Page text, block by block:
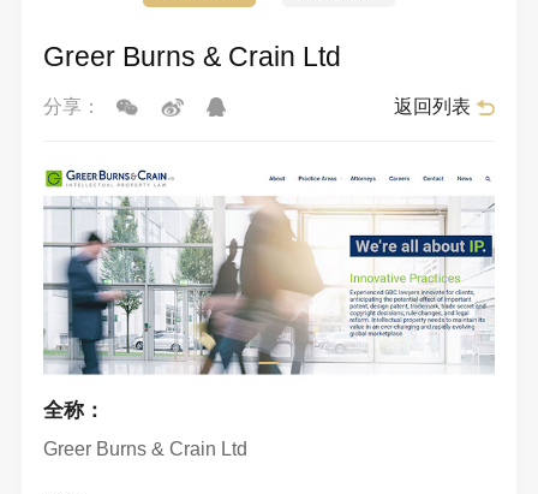
Greer Burns & Crain Ltd
分享： 返回列表
全称：
Greer Burns & Crain Ltd